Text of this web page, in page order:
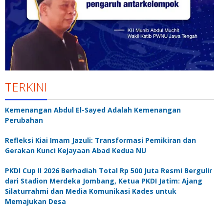
TERKINI
Kemenangan Abdul El-Sayed Adalah Kemenangan
Perubahan
Refleksi Kiai Imam Jazuli: Transformasi Pemikiran dan
Gerakan Kunci Kejayaan Abad Kedua NU
PKDI Cup II 2026 Berhadiah Total Rp 500 Juta Resmi Bergulir
dari Stadion Merdeka Jombang, Ketua PKDI Jatim: Ajang
Silaturrahmi dan Media Komunikasi Kades untuk
Memajukan Desa